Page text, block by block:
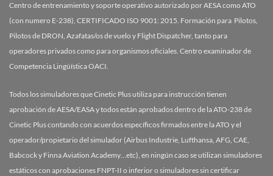
Centro de entrenamiento y soporte operativo autorizado por AESA como ATO
(con numero E-238), CERTIFICADO ISO 9001: 2015. Formación para Pilotos,
Pilotos de DRON, Azafatas/os de vuelo y Flight Dispatcher, tanto para
operadores privados como para organismos oficiales. Centro examinador de
Competencia Lingüística OACI.
Todos los simuladores que Cinetic Plus utiliza para instrucción tienen
aprobación de AESA/EASA y todos están aprobados dentro de la ATO-238 de
Cinetic Plus contando con acuerdos específicos firmados entre la ATO y el
operador/propietario del simulador (Airbus Industrie, Lufthansa, AFG, CAE,
Babcock y Finna Aviation Academy…etc), en ningún caso se utilizan simuladores
estáticos con aprobaciones FNPT-II o inferior o simuladores sin certificar